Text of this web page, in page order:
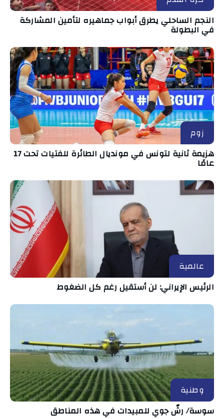
النجم الساحلي يطرق أبواب جماهيره لتأمين المشاركة
في البطولة
زوم
هزيمة ثانية لتونس في مونديال الطائرة للفتيات تحت 17
عامًا
عالمية
الرئيس الإيراني: لن أستقيل رغم كل الضغوط
وطنية
سوسة/ رشّ جوي للمبيدات في هذه المناطق